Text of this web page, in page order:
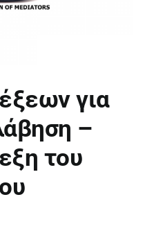
για
–
του